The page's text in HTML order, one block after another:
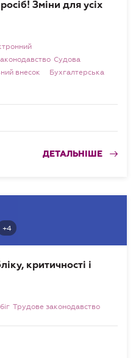
Зміни для усіх
Судова
внесок
Бухгалтерська
ДЕТАЛЬНІШЕ
+4
критичності і
Трудове законодавство